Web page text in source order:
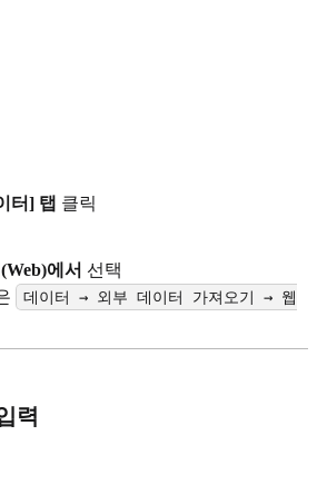
터] 탭 클릭
에서 선택
데이터 → 외부 데이터 가져오기 → 웹
력